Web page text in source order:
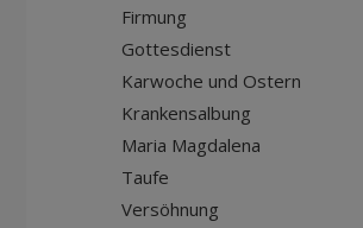
Firmung
Gottesdienst
Karwoche und Ostern
Krankensalbung
Maria Magdalena
Taufe
Versöhnung